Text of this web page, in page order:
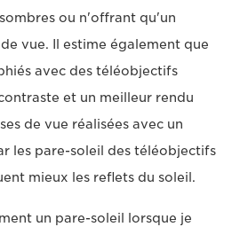
ou n'offrant qu'un
vue. Il estime également que
avec des téléobjectifs
et un meilleur rendu
de vue réalisées avec un
les pare-soleil des téléobjectifs
mieux les reflets du soleil.
un pare-soleil lorsque je